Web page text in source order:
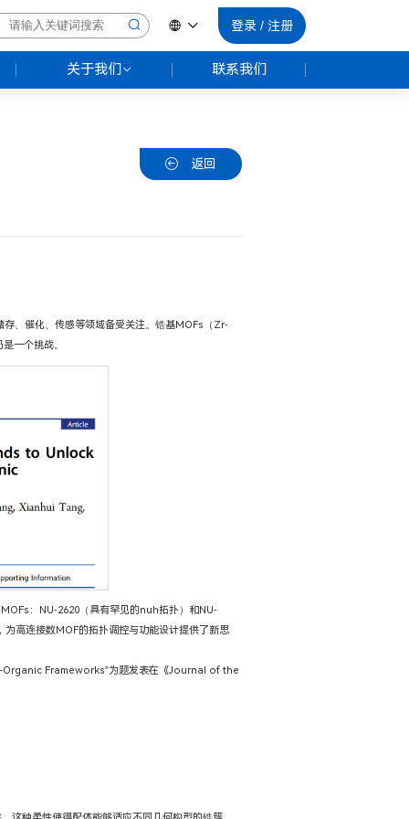
登录 / 注册
关于我们 联系我们
返回
、催化、传感等领域备受关注。锆基MOFs（Zr-
一个挑战。
：NU-2620（具有罕见的nuh拓扑）和NU-
高连接数MOF的拓扑调控与功能设计提供了新思
Frameworks”为题发表在《Journal of the